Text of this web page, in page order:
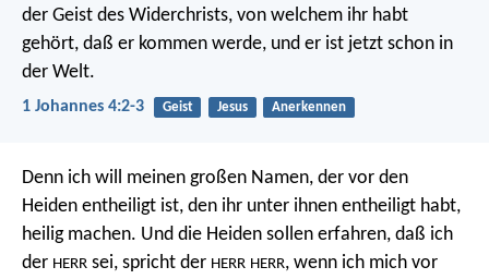
der Geist des Widerchrists, von welchem ihr habt
gehört, daß er kommen werde, und er ist jetzt schon in
der Welt.
1 Johannes 4:2-3 Geist Jesus Anerkennen
Denn ich will meinen großen Namen, der vor den
Heiden entheiligt ist, den ihr unter ihnen entheiligt habt,
heilig machen. Und die Heiden sollen erfahren, daß ich
der HERR sei, spricht der HERR HERR, wenn ich mich vor